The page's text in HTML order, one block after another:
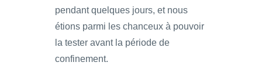
pendant quelques jours, et nous
étions parmi les chanceux à pouvoir
la tester avant la période de
confinement.